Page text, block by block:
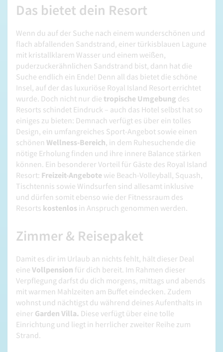
Das bietet dein Resort
Wenn du auf der Suche nach einem wunderschönen und
flach abfallenden Sandstrand, einer türkisblauen Lagune
mit kristallklarem Wasser und einem weißen,
puderzuckerähnlichen Sandstrand bist, dann hat die
Suche endlich ein Ende! Denn all das bietet die schöne
Insel, auf der das luxuriöse Royal Island Resort errichtet
wurde. Doch nicht nur die tropische Umgebung des
Resorts schindet Eindruck – auch das Hotel selbst hat so
einiges zu bieten: Demnach verfügt es über ein tolles
Design, ein umfangreiches Sport-Angebot sowie einen
schönen Wellness-Bereich, in dem Ruhesuchende die
nötige Erholung finden und ihre innere Balance stärken
können. Ein besonderer Vorteil für Gäste des Royal Island
Resort: Freizeit-Angebote wie Beach-Volleyball, Squash,
Tischtennis sowie Windsurfen sind allesamt inklusive
und dürfen somit ebenso wie der Fitnessraum des
Resorts kostenlos in Anspruch genommen werden.
Zimmer & Reisepaket
Damit es dir im Urlaub an nichts fehlt, hält dieser Deal
eine Vollpension für dich bereit. Im Rahmen dieser
Verpflegung darfst du dich morgens, mittags und abends
mit warmen Mahlzeiten am Buffet eindecken. Zudem
wohnst und nächtigst du während deines Aufenthalts in
einer Garden Villa. Diese verfügt über eine tolle
Einrichtung und liegt in herrlicher zweiter Reihe zum
Strand.